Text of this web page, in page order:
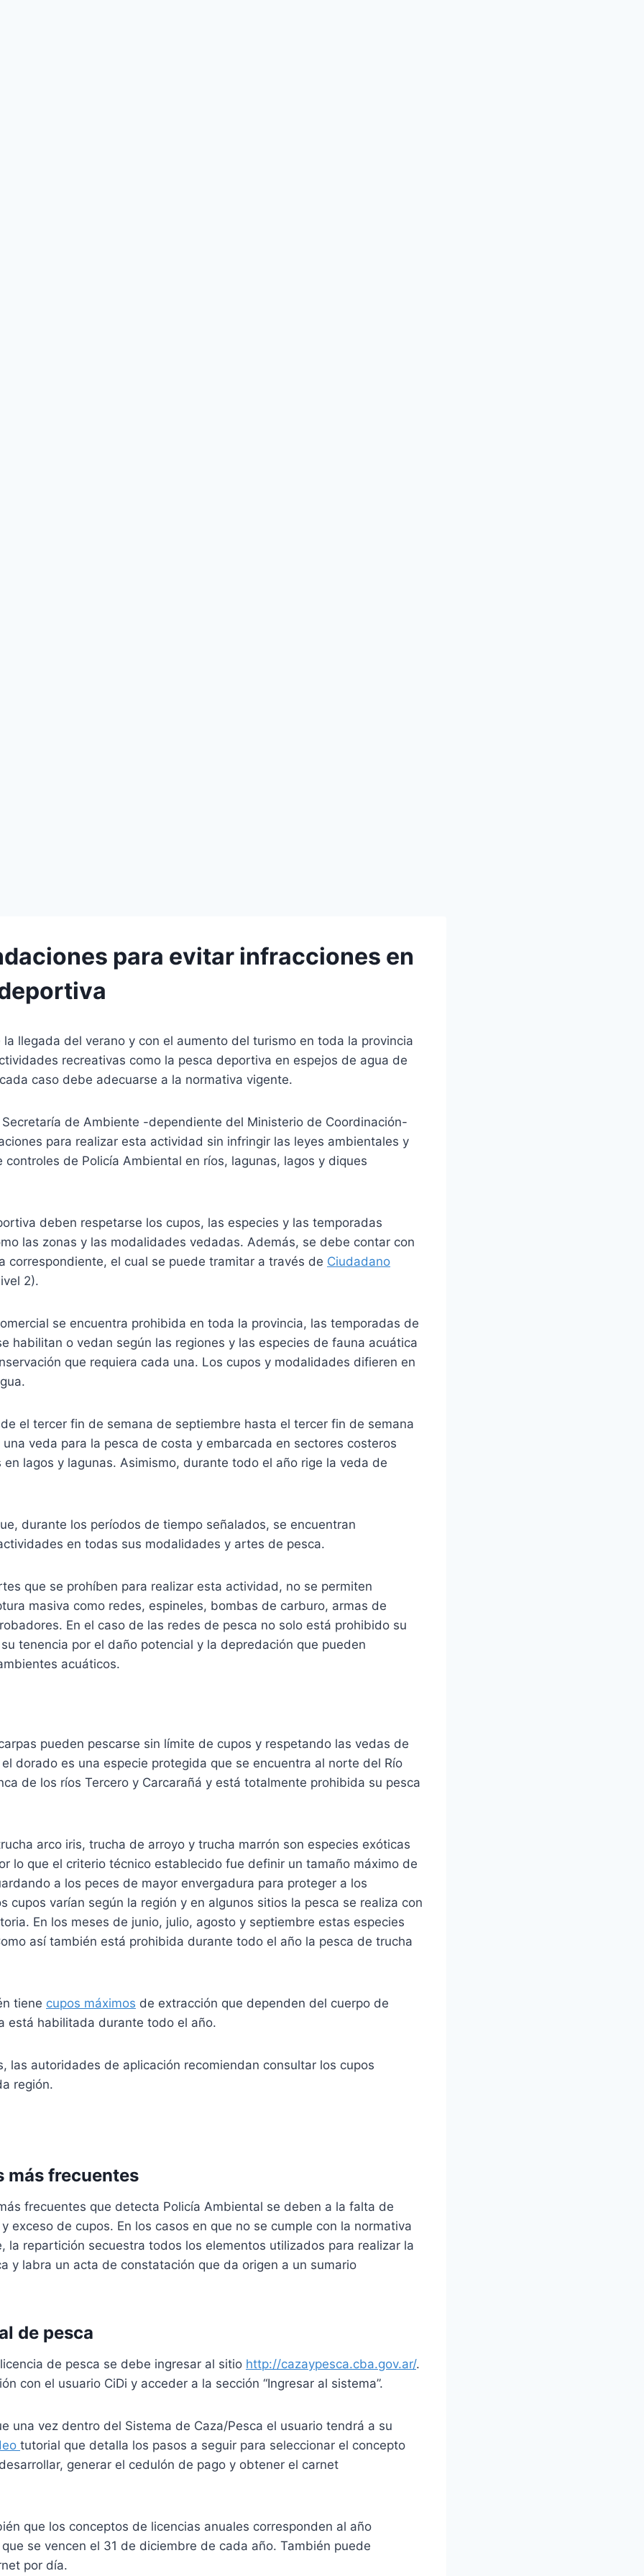
para evitar infracciones en
llegada del verano y con el aumento del turismo en toda la provincia
recreativas como la pesca deportiva en espejos de agua de
caso debe adecuarse a la normativa vigente.
Secretaría de Ambiente -dependiente del Ministerio de Coordinación-
para realizar esta actividad sin infringir las leyes ambientales y
controles de Policía Ambiental en ríos, lagunas, lagos y diques
deben respetarse los cupos, las especies y las temporadas
las zonas y las modalidades vedadas. Además, se debe contar con
correspondiente, el cual se puede tramitar a través de Ciudadano
2).
se encuentra prohibida en toda la provincia, las temporadas de
habilitan o vedan según las regiones y las especies de fauna acuática
que requiera cada una. Los cupos y modalidades difieren en
el tercer fin de semana de septiembre hasta el tercer fin de semana
veda para la pesca de costa y embarcada en sectores costeros
lagos y lagunas. Asimismo, durante todo el año rige la veda de
durante los períodos de tiempo señalados, se encuentran
en todas sus modalidades y artes de pesca.
que se prohíben para realizar esta actividad, no se permiten
masiva como redes, espineles, bombas de carburo, armas de
En el caso de las redes de pesca no solo está prohibido su
tenencia por el daño potencial y la depredación que pueden
acuáticos.
pueden pescarse sin límite de cupos y respetando las vedas de
dorado es una especie protegida que se encuentra al norte del Río
de los ríos Tercero y Carcarañá y está totalmente prohibida su pesca
arco iris, trucha de arroyo y trucha marrón son especies exóticas
lo que el criterio técnico establecido fue definir un tamaño máximo de
a los peces de mayor envergadura para proteger a los
cupos varían según la región y en algunos sitios la pesca se realiza con
En los meses de junio, julio, agosto y septiembre estas especies
así también está prohibida durante todo el año la pesca de trucha
tiene cupos máximos de extracción que dependen del cuerpo de
está habilitada durante todo el año.
las autoridades de aplicación recomiendan consultar los cupos
región.
más frecuentes
frecuentes que detecta Policía Ambiental se deben a la falta de
exceso de cupos. En los casos en que no se cumple con la normativa
la repartición secuestra todos los elementos utilizados para realizar la
y labra un acta de constatación que da origen a un sumario
de pesca
de pesca se debe ingresar al sitio http://cazaypesca.cba.gov.ar/.
con el usuario CiDi y acceder a la sección “Ingresar al sistema”.
una vez dentro del Sistema de Caza/Pesca el usuario tendrá a su
tutorial que detalla los pasos a seguir para seleccionar el concepto
generar el cedulón de pago y obtener el carnet
que los conceptos de licencias anuales corresponden al año
se vencen el 31 de diciembre de cada año. También puede
por día.